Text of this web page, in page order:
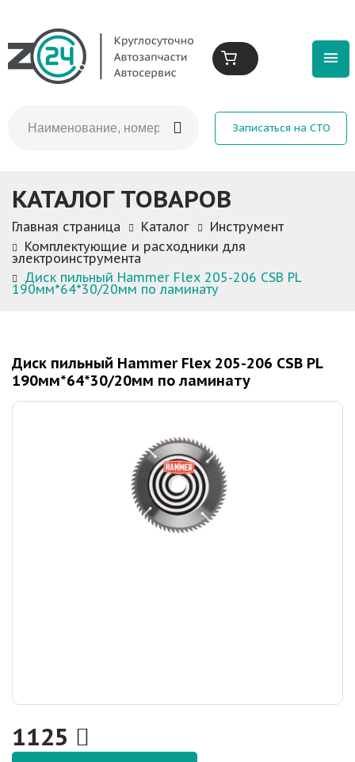
Записаться на СТО
КАТАЛОГ ТОВАРОВ
Главная страница Каталог
Инструмент
Комплектующие и расходники для
электроинструмента
Диск пильный Hammer Flex 205-206 CSB PL
190мм*64*30/20мм по ламинату
Диск пильный Hammer Flex 205-206 CSB PL
190мм*64*30/20мм по ламинату
1125